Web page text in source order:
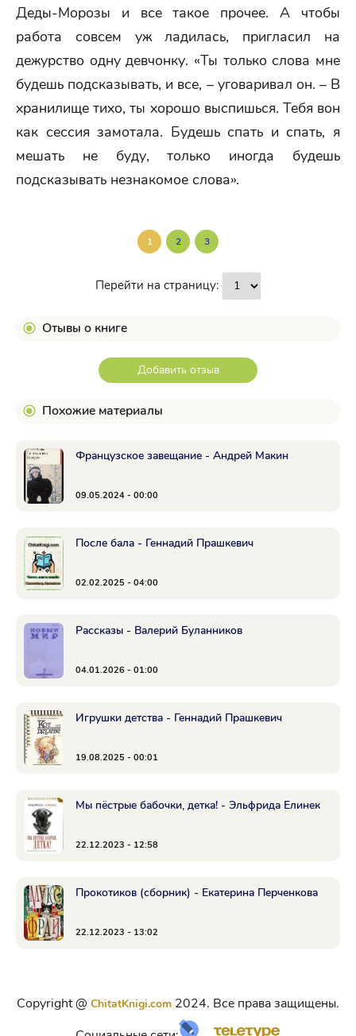
Деды-Морозы и все такое прочее. А чтобы
работа совсем уж ладилась, пригласил на
дежурство одну девчонку. «Ты только слова мне
будешь подсказывать, и все, – уговаривал он. – В
хранилище тихо, ты хорошо выспишься. Тебя вон
как сессия замотала. Будешь спать и спать, я
мешать не буду, только иногда будешь
подсказывать незнакомое слова».
1 2 3
Перейти на страницу:
Отывы о книге
Добавить отзыв
Похожие материалы
Французское завещание - Андрей Макин
09.05.2024 - 00:00
После бала - Геннадий Прашкевич
02.02.2025 - 04:00
Рассказы - Валерий Буланников
04.01.2026 - 01:00
Игрушки детства - Геннадий Прашкевич
19.08.2025 - 00:01
Мы пёстрые бабочки, детка! - Эльфрида Елинек
22.12.2023 - 12:58
Прокотиков (сборник) - Екатерина Перченкова
22.12.2023 - 13:02
Copyright @ ChitatKnigi.com 2024. Все права защищены.